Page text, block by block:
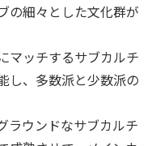
の細々とした文化群が
マッチするサブカルチ
し、多数派と少数派の
ラウンドなサブカルチ